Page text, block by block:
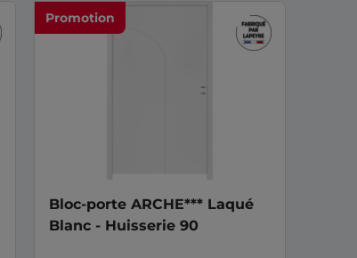
Promotion
Bloc-porte ARCHE*** Laqué
Blanc - Huisserie 90